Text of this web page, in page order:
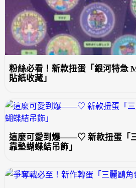
粉絲必看！新款扭蛋「銀河特急
貼紙收藏」
這麼可愛到爆——♡ 新款扭蛋「三
靠墊蝴蝶結吊飾」